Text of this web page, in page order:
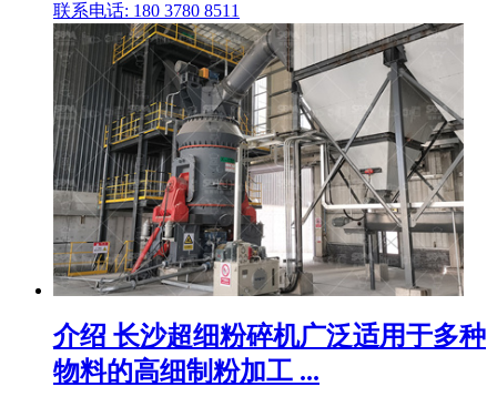
联系电话: 180 3780 8511
介绍 长沙超细粉碎机广泛适用于多种
物料的高细制粉加工 ...